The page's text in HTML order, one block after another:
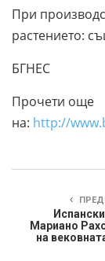
При
растението:
БГНЕС
Прочети още
на: http://
Мариано
на